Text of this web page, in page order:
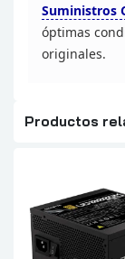
Suministros
óptimas
originales.
Productos